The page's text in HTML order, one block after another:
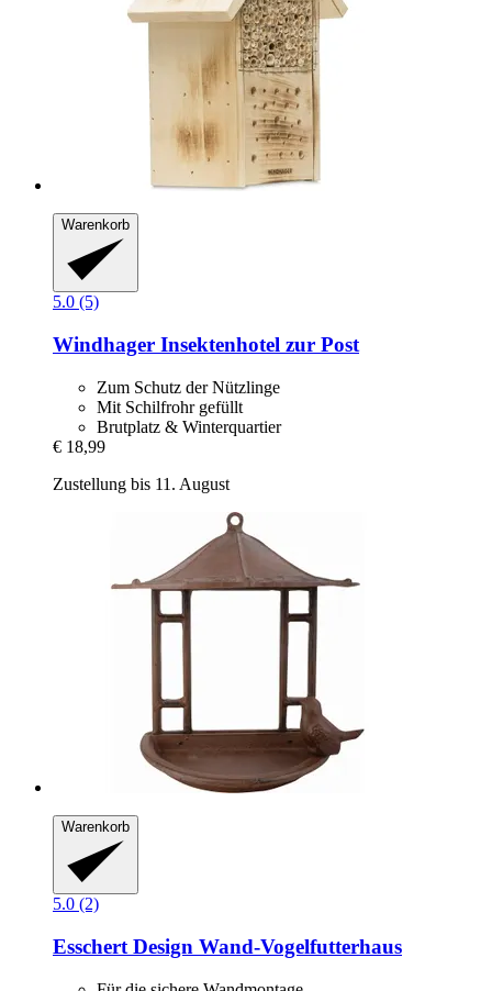
Warenkorb
5.0 (5)
Windhager Insektenhotel zur Post
Zum Schutz der Nützlinge
Mit Schilfrohr gefüllt
Brutplatz & Winterquartier
€ 18,99
Zustellung bis 11. August
Warenkorb
5.0 (2)
Esschert Design Wand-​Vogelfutterhaus